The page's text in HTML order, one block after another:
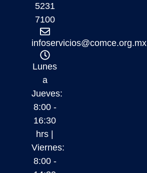
5231
7100
infoservicios@comce.org.mx
Lunes
a
Jueves:
8:00 -
16:30
hrs |
Viernes:
8:00 -